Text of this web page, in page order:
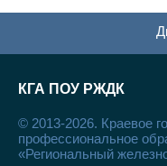
КГА ПОУ РЖДК
© 2013-2026. Краевое
профессиональное
«Региональный